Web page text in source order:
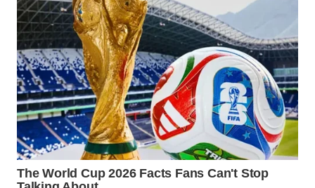
WN
SURABAYA
WN
NATUNA
WN
BINTAN
WN